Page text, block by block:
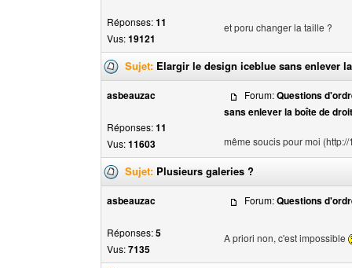
Réponses:11
Vus:19121
et poru changer la taille ?
Sujet: Elargir le design iceblue sans enlever
asbeauzac
Réponses:11
Vus:11603
Forum:Questions
sans enlever la boîte de
même soucis pour moi
Sujet: Plusieurs galeries ?
asbeauzac
Réponses:5
Vus:7135
Forum:Questions
A priori non, c'est impossible